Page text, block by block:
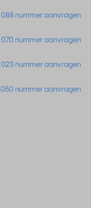
088 nummer aanvragen
070 nummer aanvragen
023 nummer aanvragen
050 nummer aanvragen